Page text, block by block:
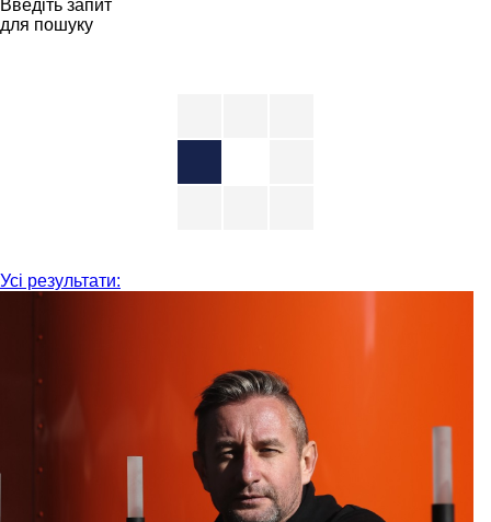
Введіть запит
для пошуку
Усі результати: